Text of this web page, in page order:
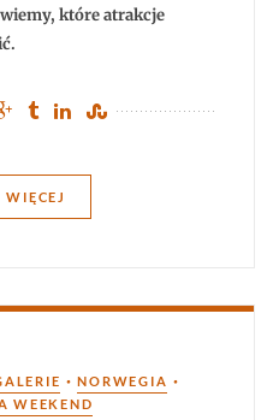
które atrakcje
WIĘCEJ
• NORWEGIA •
WEEKEND